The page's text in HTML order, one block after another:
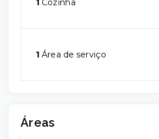
1 Cozinha
1 Área de serviço
Áreas